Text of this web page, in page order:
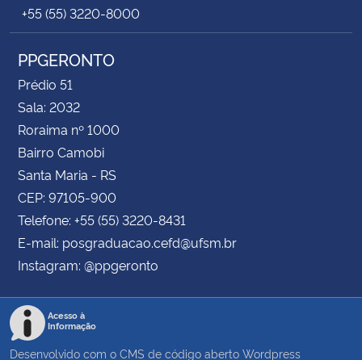
+55 (55) 3220-8000
PPGERONTO
Prédio 51
Sala: 2032
Roraima nº 1000
Bairro Camobi
Santa Maria - RS
CEP: 97105-900
Telefone: +55 (55) 3220-8431
E-mail: posgraduacao.cefd@ufsm.br
Instagram: @ppgeronto
Acesso à
Informação
Desenvolvido com o CMS de código aberto Wordpress